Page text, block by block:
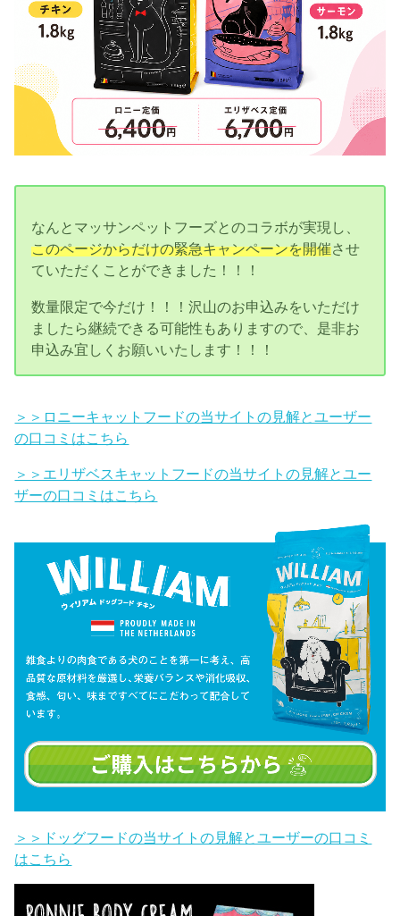
なんとマッサンペットフーズとのコラボが実現し、
このページからだけの緊急キャンペーンを開催させ
ていただくことができました！！！
数量限定で今だけ！！！沢山のお申込みをいただけ
ましたら継続できる可能性もありますので、是非お
申込み宜しくお願いいたします！！！
＞＞ロニーキャットフードの当サイトの見解とユーザー
の口コミはこちら
＞＞エリザベスキャットフードの当サイトの見解とユー
ザーの口コミはこちら
＞＞ドッグフードの当サイトの見解とユーザーの口コミ
はこちら